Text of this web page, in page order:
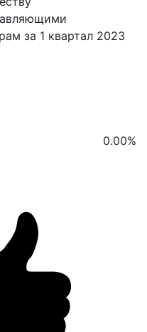
за 1 квартал 2023
0.00%